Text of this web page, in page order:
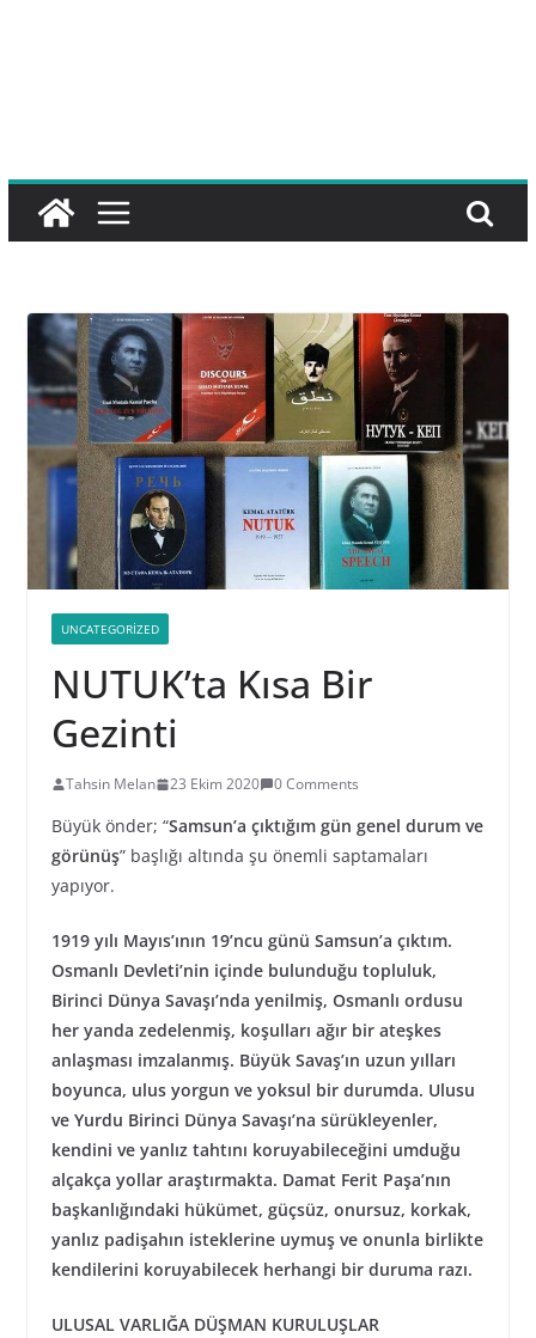
UNCATEGORIZED
NUTUK’ta Kısa Bir
Gezinti
Tahsin Melan 23 Ekim 2020 0 Comments
Büyük önder; “Samsun’a çıktığım gün genel durum ve
görünüş” başlığı altında şu önemli saptamaları
yapıyor.
1919 yılı Mayıs’ının 19’ncu günü Samsun’a çıktım.
Osmanlı Devleti’nin içinde bulunduğu topluluk,
Birinci Dünya Savaşı’nda yenilmiş, Osmanlı ordusu
her yanda zedelenmiş, koşulları ağır bir ateşkes
anlaşması imzalanmış. Büyük Savaş’ın uzun yılları
boyunca, ulus yorgun ve yoksul bir durumda. Ulusu
ve Yurdu Birinci Dünya Savaşı’na sürükleyenler,
kendini ve yanlız tahtını koruyabileceğini umduğu
alçakça yollar araştırmakta. Damat Ferit Paşa’nın
başkanlığındaki hükümet, güçsüz, onursuz, korkak,
yanlız padişahın isteklerine uymuş ve onunla birlikte
kendilerini koruyabilecek herhangi bir duruma razı.
ULUSAL VARLIĞA DÜŞMAN KURULUŞLAR